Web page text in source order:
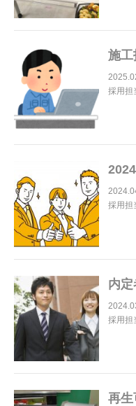
施工
採用担
採用担
内
採用担
再